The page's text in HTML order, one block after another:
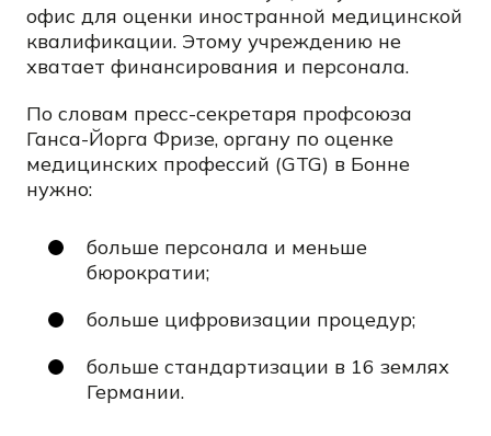
офис для оценки иностранной медицинской
квалификации. Этому учреждению не
хватает финансирования и персонала.
По словам пресс-секретаря профсоюза
Ганса-Йорга Фризе, органу по оценке
медицинских профессий (GTG) в Бонне
нужно:
больше персонала и меньше
бюрократии;
больше цифровизации процедур;
больше стандартизации в 16 землях
Германии.